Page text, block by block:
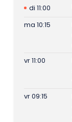
di 11:00
ma 10:15
vr 11:00
vr 09:15